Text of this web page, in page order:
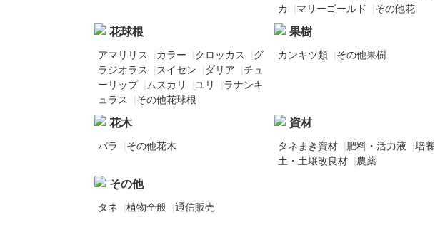
カ
|マリーゴールド |その他花
花球根
アマリリス |カラー |クロッカス |グ
ラジオラス
| スイセン | ダリア |チュ
ーリップ | ムスカリ |ユリ |ラナンキ
ュラス
|その他花球根
果樹
カンキツ類 |その他果樹
花木
バラ |その他花木
資材
タネまき資材 |肥料・活力液 |培養
土・土壌改良材 |農薬
その他
タネ |植物全般 |通信販売